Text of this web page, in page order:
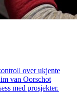
over ukjente
van Oorschot
med prosjekter.